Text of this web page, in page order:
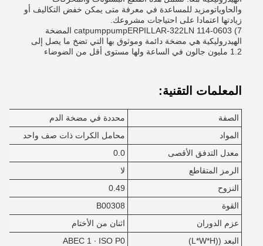
والحاوياتومزيد للمساعدة في معرفة متى يمكن خفض التكاليف أو
زيادتها اعتمادا على احتياجات مشروعك.
7) catpumppumpERPILLAR-322LN 114-0603 المضخة
الهيدروليكية هي مضخة دائمة وموثوق بها التي تضخ ما يصل إلى
1.2 مليون جالون في الساعة ولها مستوى أقل من الضوضاء
المعلمات التقنية:
الصفة
محددة في مضخة الدم
المواد
محامل الكرات ذات صف واحد
معدل التدفق الأقصى
0.0
الرمز المتقاطع
لا
النزوح
0.49
القوة
B00308
عزم الدوران
اثنان من الأختام
البعد ((L*W*H)
ABEC 1 ∙ ISO P0